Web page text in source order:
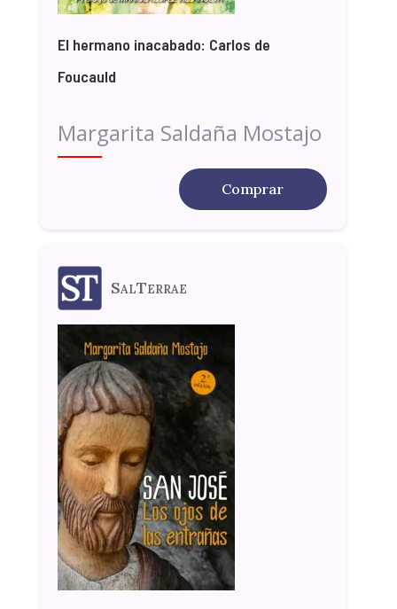
El hermano inacabado: Carlos de
Foucauld
Margarita Saldaña Mostajo
Comprar
SalTerrae